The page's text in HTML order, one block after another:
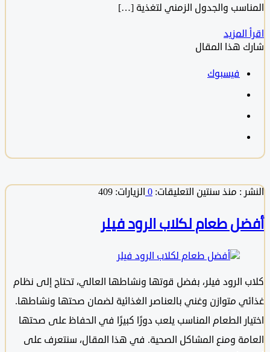
والجدول الزمني لتغذية […]
هذا المقال
فيسبوك
:منذ سنتينالتعليقات:0الزيارات: 409
طعام لكلاب الرود فيلر
الرود فيلر، بفضل قوتها ونشاطها العالي، تحتاج إلى نظام
متوازن وغني بالعناصر الغذائية لضمان صحتها ونشاطها.
الطعام المناسب يلعب دورًا كبيرًا في الحفاظ على صحتها
ومنع المشاكل الصحية. في هذا المقال، سنتعرف على